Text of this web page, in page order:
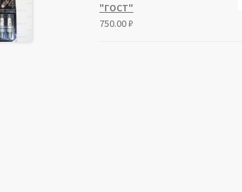
"ГОСТ"
750.00₽